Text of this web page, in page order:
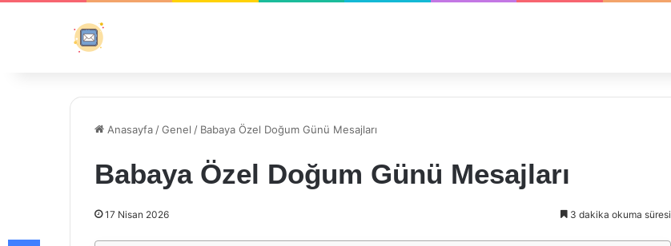
Anasayfa /Genel / Babaya Özel Doğum Günü Mesajları
Babaya Özel Doğum Günü Mesajları
17 Nisan 2026 3 dakika okuma süresi
Facebook